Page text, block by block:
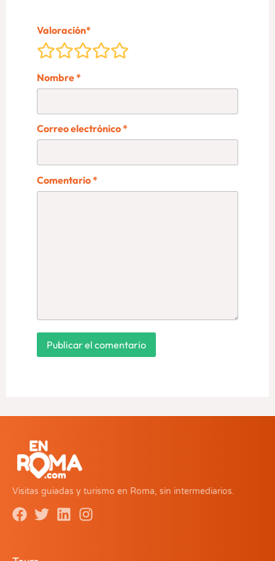
Valoración*
Nombre*
Correo electrónico*
Comentario*
Visitas guiadas y turismo en Roma, sin intermediarios.